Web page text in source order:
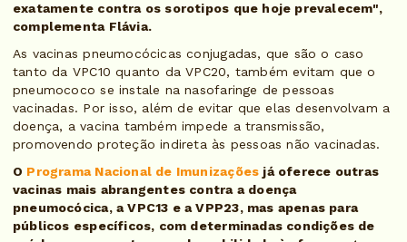
exatamente contra os sorotipos que hoje prevalecem",
complementa Flávia.
As vacinas pneumocócicas conjugadas, que são o caso
tanto da VPC10 quanto da VPC20, também evitam que o
pneumococo se instale na nasofaringe de pessoas
vacinadas. Por isso, além de evitar que elas desenvolvam a
doença, a vacina também impede a transmissão,
promovendo proteção indireta às pessoas não vacinadas.
O Programa Nacional de Imunizações já oferece outras
vacinas mais abrangentes contra a doença
pneumocócica, a VPC13 e a VPP23, mas apenas para
públicos específicos, com determinadas condições de